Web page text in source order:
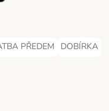
Method
PŘEDEM
PŘEDEM Payment
DOBÍRKA
DOBÍRKA